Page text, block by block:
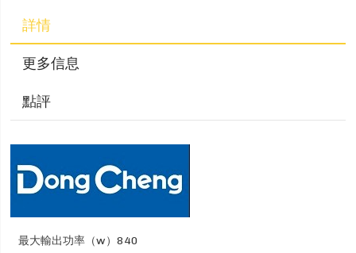
詳情
更多信息
點評
最大輸出功率（w）840